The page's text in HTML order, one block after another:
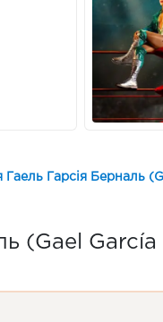
Гаель Гарсія Берналь
(Gael García